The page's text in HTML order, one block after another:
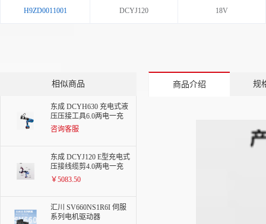
H9ZD0011001 DCYJ120 18V
相似商品
东成 DCYH630 充电式液
压压接工具6.0两电一充
咨询客服
东成 DCYJ120 E型充电式
压接线缆剪4.0两电一充
￥5083.50
汇川 SV660NS1R6I 伺服
系列电机驱动器
商品介绍 规